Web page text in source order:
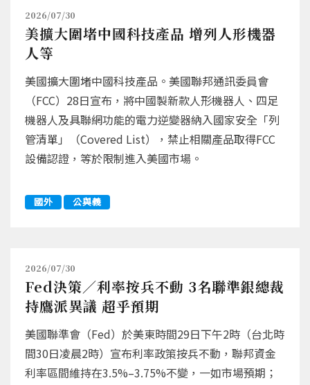
2026/07/30
美擴大圍堵中國科技產品 增列人形機器
人等
美國擴大圍堵中國科技產品。美國聯邦通訊委員會
（FCC）28日宣布，將中國製新款人形機器人、四足
機器人及具聯網功能的電力逆變器納入國家安全「列
管清單」（Covered List），禁止相關產品取得FCC
設備認證，等於限制進入美國市場。
國外 公與義
2026/07/30
Fed決策／利率按兵不動 3名聯準銀總裁
持鷹派異議 超乎預期
美國聯準會（Fed）於美東時間29日下午2時（台北時
間30日凌晨2時）宣布利率政策按兵不動，聯邦資金
利率區間維持在3.5%–3.75%不變，一如市場預期；